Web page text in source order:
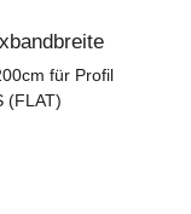
für Profil
(FLAT)